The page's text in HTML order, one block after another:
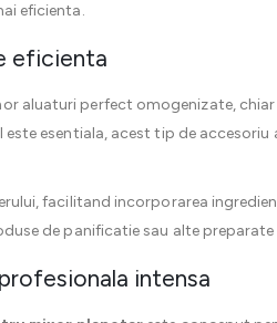
eficienta.
eficienta
aluaturi perfect omogenizate,
esentiala, acest tip de
facilitand incorporarea
de panificatie sau alte
intensa